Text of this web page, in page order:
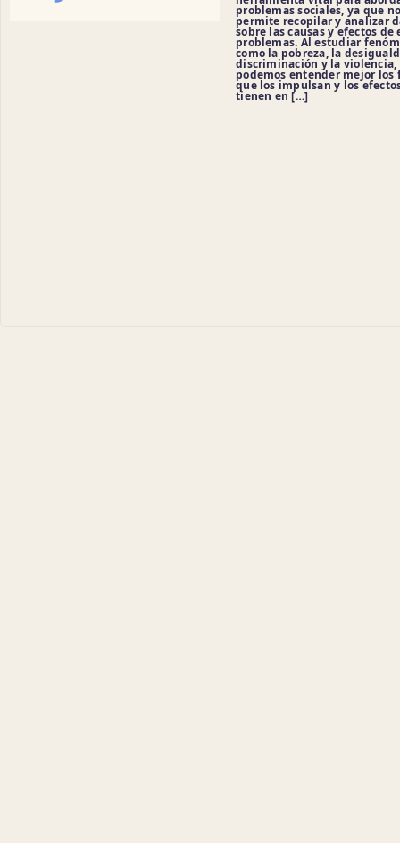
problemas sociales, ya que
permite recopilar y analizar
sobre las causas y efectos de
problemas. Al estudiar
como la pobreza, la
discriminación y la violencia,
podemos entender mejor los
que los impulsan y los
tienen en […]